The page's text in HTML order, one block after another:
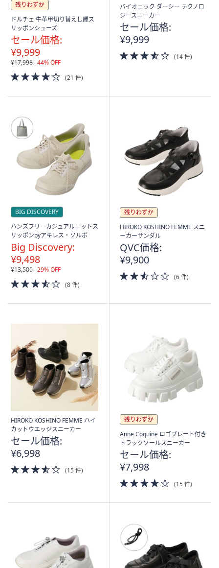
残りわずか
ドルチェ 牛革甲切り替えし踵ス
リッポンシューズ
セール価格:
¥9,999
¥17,998 44% OFF
4.0
of
(21 件)
バイオニック ダーシー テクノロ
ジースニーカー
セール価格:
¥9,999
3.5
of
(14 件)
BIG DISCOVERY
ハンズフリーカジュアルニットス
リッポンbyアキレス・ソルボ
Big Discovery:
¥9,498
¥13,500 29% OFF
3.5
of
(8 件)
残りわずか
HIROKO KOSHINO FEMME スニ
ーカーサンダル
QVC価格:
¥9,900
2.5
of
(6 件)
HIROKO KOSHINO FEMME ハイ
カットウエッジスニーカー
セール価格:
¥6,998
3.5
of
(15 件)
残りわずか
Anne Coquine ロゴプレート付き
トラックソールスニーカー
セール価格:
¥7,998
4.0
of
(15 件)